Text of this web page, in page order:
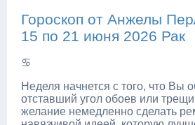
Гороскоп от Анжелы
15 по 21 июня 2026 Рак
♋
Неделя начнется с того, что Вы
отставший угол обоев или
желание немедленно сделать